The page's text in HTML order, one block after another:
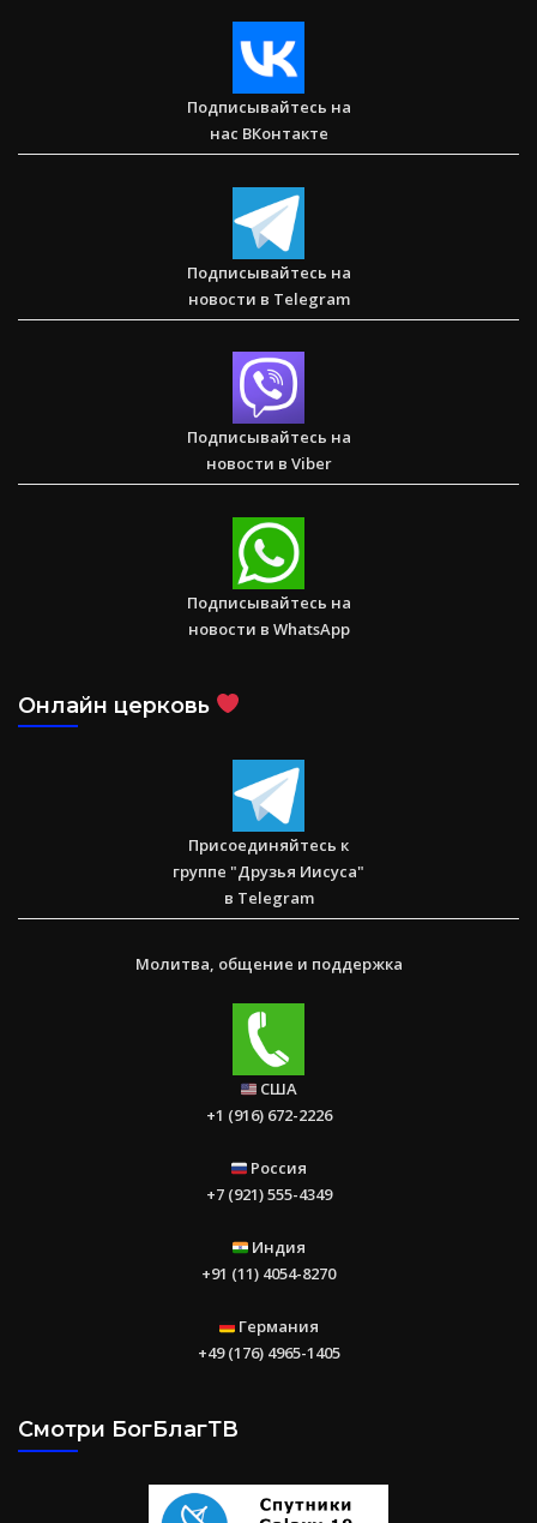
Два часа, которые изменили жизнь буддистского монаха
(Стэн и Лана — Иисус без границ) (BBS05030)
Спасаем. Восстанавливаем. Обучаем. Помогите нам
достичь цели в $10 000
Подписывайтесь на
нас ВКонтакте
Подписывайтесь на
новости в Telegram
Подписывайтесь на
новости в Viber
Подписывайтесь на
новости в WhatsApp
Онлайн церковь
Присоединяйтесь к
группе "Друзья Иисуса"
в Telegram
Молитва, общение и поддержка
США
+1 (916) 672-2226
Россия
+7 (921) 555-4349
Индия
+91 (11) 4054-8270
Германия
+49 (176) 4965-1405
Смотри БогБлагТВ